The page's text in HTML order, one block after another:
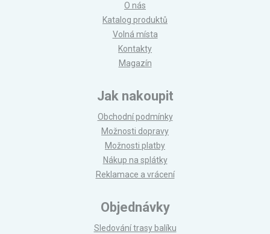
O nás
Katalog produktů
Volná místa
Kontakty
Magazín
Jak nakoupit
Obchodní podmínky
Možnosti dopravy
Možnosti platby
Nákup na splátky
Reklamace a vrácení
Objednávky
Sledování trasy balíku